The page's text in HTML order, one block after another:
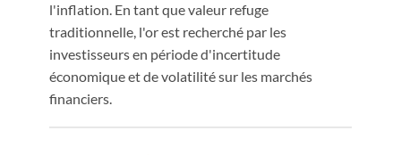
l'inflation. En tant que valeur refuge
traditionnelle, l'or est recherché par les
investisseurs en période d'incertitude
économique et de volatilité sur les marchés
financiers.